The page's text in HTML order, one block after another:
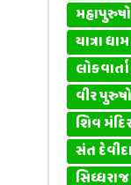
મહાપુરુષો
યાત્રા ધામ
લોકવાર્તા
વીર પુરુષો
શિવ
સંત